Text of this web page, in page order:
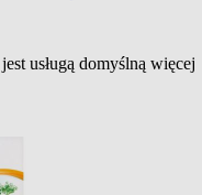
usługą domyślną więcej